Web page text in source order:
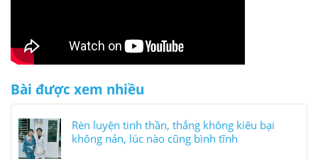
Bài được xem nhiều
Rèn luyện tinh thần, thắng không kiêu bại
không nản, lúc nào cũng bình tĩnh